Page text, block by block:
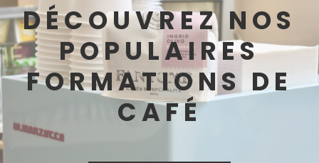
DÉCOUVREZ NOS
POPULAIRES
FORMATIONS DE
CAFÉ